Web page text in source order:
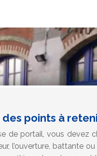
points à
de portail, vous devez
l’ouverture, battante